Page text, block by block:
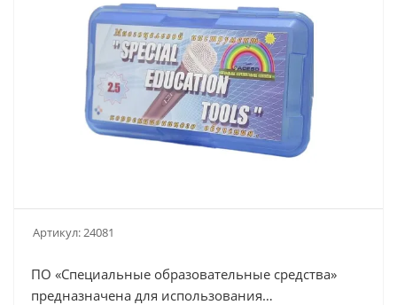
Артикул:24081
ПО «Специальные образовательные средства»
предназначена для использования